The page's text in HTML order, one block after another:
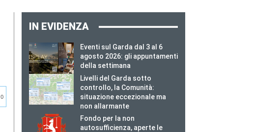
0
IN EVIDENZA
Eventi sul Garda dal 3 al 6
agosto 2026: gli appuntamenti
della settimana
Livelli del Garda sotto
controllo, la Comunità:
situazione eccezionale ma
non allarmante
Fondo per la non
autosufficienza, aperte le